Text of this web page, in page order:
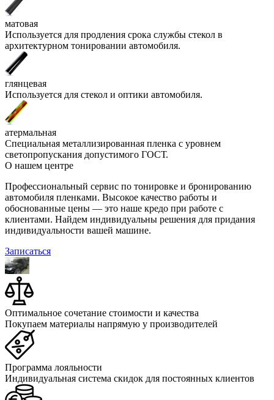
матовая
Используется для продления срока службы стекол в
архитектурном тонировании автомобиля.
глянцевая
Используется для стекол и оптики автомобиля.
атермальная
Специальная металлизированная пленка с уровнем
светопропускания допустимого ГОСТ.
О нашем центре
Профессиональный сервис по тонировке и бронированию
автомобиля пленками. Высокое качество работы и
обоснованные цены — это наше кредо при работе с
клиентами. Найдем индивидуальны решения для придания
индивидуальности вашей машине.
Записаться
Оптимальное сочетание стоимости и качества
Покупаем материалы напрямую у производителей
Программа лояльности
Индивидуальная система скидок для постоянных клиентов